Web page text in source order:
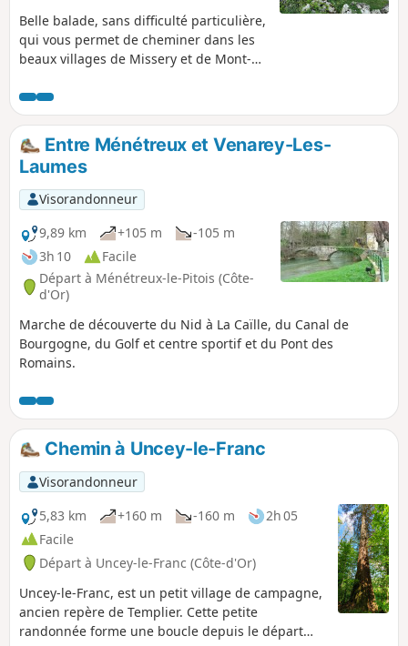
Belle balade, sans difficulté particulière,
qui vous permet de cheminer dans les
beaux villages de Missery et de Mont-
abrite un site archéologique. Les sous-
bois sont agréables entre feuillus et
résineux et les vues sur l'Auxois et le
Morvan sont superbes. Les chemins
sont en majorité biens ombragés et
bien entretenus. Ce tracé, très bien
balisé en Jaune, est décrit également
dans les fiches de l'Office du Tourisme
de Précy-sous-Thil.
Entre Ménétreux et Venarey-Les-
Laumes
Visorandonneur
9,89 km
+105 m
-105 m
3h 10
Facile
Départ à Ménétreux-le-Pitois (Côte-
d'Or)
Marche de découverte du Nid à La Caïlle, du Canal de
Bourgogne, du Golf et centre sportif et du Pont des
Romains.
Chemin à Uncey-le-Franc
Visorandonneur
5,83 km
+160 m -160 m
2h 05
Facile
Départ à Uncey-le-Franc (Côte-d'Or)
Uncey-le-Franc, est un petit village de campagne,
ancien repère de Templier. Cette petite
randonnée forme une boucle depuis le départ